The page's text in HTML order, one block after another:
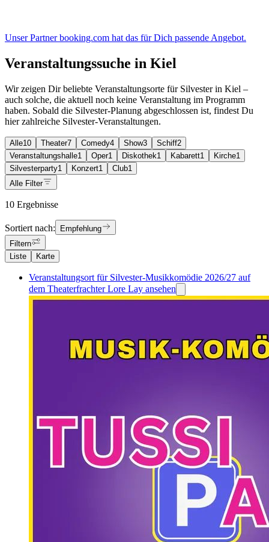
Unser Partner booking.com hat das für Dich passende Angebot.
Veranstaltungssuche in Kiel
Wir zeigen Dir beliebte Veranstaltungsorte für Silvester in Kiel –
auch solche, die aktuell noch keine Veranstaltung im Programm
haben. Sobald die Silvester-Planung abgeschlossen ist, findest Du
hier zahlreiche Silvester-Veranstaltungen.
Alle10 Theater7 Comedy4 Show3 Schiff2
Veranstaltungshalle1 Oper1 Diskothek1 Kabarett1 Kirche1
Silvesterparty1 Konzert1 Club1
Alle Filter
10 Ergebnisse
Sortiert nach:
Empfehlung
Filtern
Liste
Karte
Veranstaltungsort für Silvester-Musikkomödie 2026/27 auf
dem Theaterfrachter Lore Lay ansehen